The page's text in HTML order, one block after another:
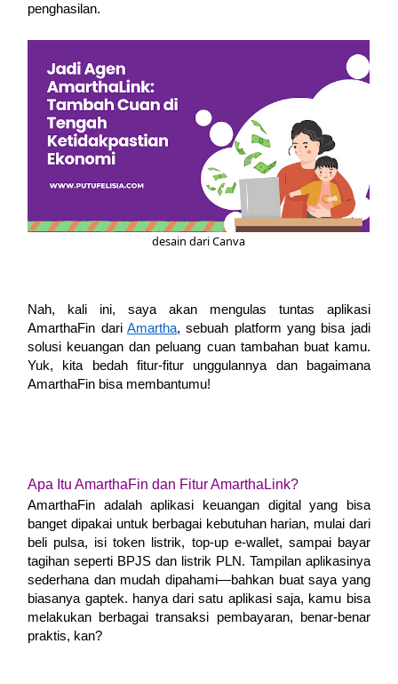
penghasilan.
desain dari Canva
Nah, kali ini, saya akan mengulas tuntas aplikasi
AmarthaFin dari Amartha, sebuah platform yang bisa jadi
solusi keuangan dan peluang cuan tambahan buat kamu.
Yuk, kita bedah fitur-fitur unggulannya dan bagaimana
AmarthaFin bisa membantumu!
Apa Itu AmarthaFin dan Fitur AmarthaLink?
AmarthaFin adalah aplikasi keuangan digital yang bisa
banget dipakai untuk berbagai kebutuhan harian, mulai dari
beli pulsa, isi token listrik, top-up e-wallet, sampai bayar
tagihan seperti BPJS dan listrik PLN. Tampilan aplikasinya
sederhana dan mudah dipahami—bahkan buat saya yang
biasanya gaptek. hanya dari satu aplikasi saja, kamu bisa
melakukan berbagai transaksi pembayaran, benar-benar
praktis, kan?